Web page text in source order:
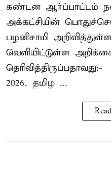
கண்டன ஆர்ப்பாட்டம்
அக்கட்சியின்
பழனிசாமி
வெளியிட்டுள்ள
தெரிவித்திருப்பதாவது:-
2026, தமிழ ...